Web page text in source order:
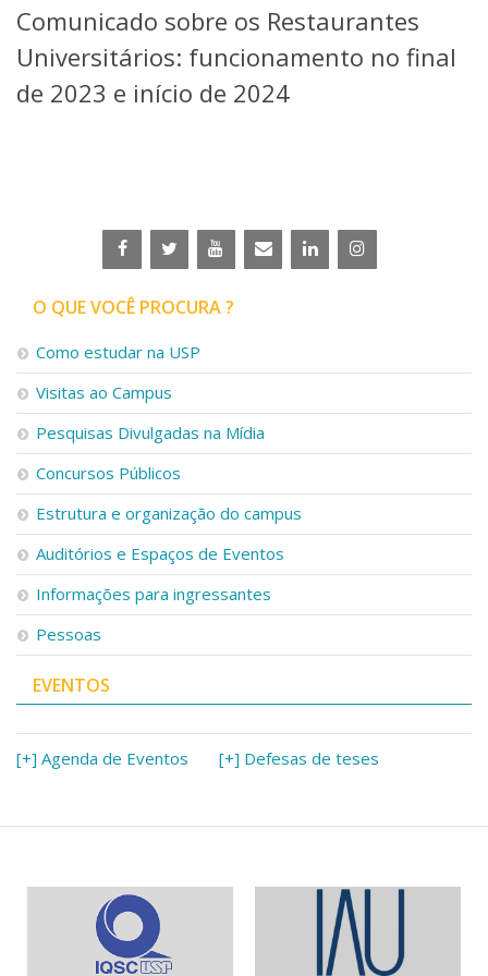
Telefones e Mapas
Pessoas
Graduação
Linhas de Pesquisa
Centros, Núcleos e Projetos em Rede
Iniciação Científica
Empresas Juniores
Extensão à Comunidade
Projetos, Programas e Cursos
Artes, Cultura e Esportes
Museus e Espaços Interativos
Serviços
Bibliotecas
Apoio ao Estudante
Segurança, Trânsito e Prevenção
RH, Administrativo e Financeiro
Outros serviços
Comunicação
Assessorias e Mídias
Aplicativos e Sites
Jornal da USP
Agenda de Eventos
Comunicado sobre os Restaurantes
Universitários: funcionamento no final
de 2023 e início de 2024
O QUE VOCÊ PROCURA ?
Como estudar na USP
Visitas ao Campus
Pesquisas Divulgadas na Mídia
Concursos Públicos
Estrutura e organização do campus
Auditórios e Espaços de Eventos
Informações para ingressantes
Pessoas
EVENTOS
[+] Agenda de Eventos [+] Defesas de teses